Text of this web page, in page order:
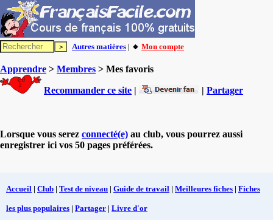
Autres matières | 🔸 Mon compte
Apprendre > Membres > Mes favoris
Recommander ce site | | Partager
Lorsque vous serez connecté(e) au club, vous pourrez aussi
enregistrer ici vos 50 pages préférées.
Accueil | Club | Test de niveau | Guide de travail | Meilleures fiches | Fiches
les plus populaires | Partager | Livre d'or